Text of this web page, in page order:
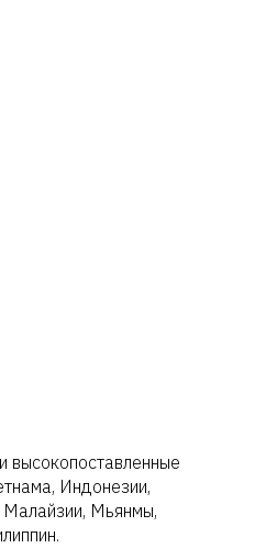
высокопоставленные
Индонезии,
Мьянмы,